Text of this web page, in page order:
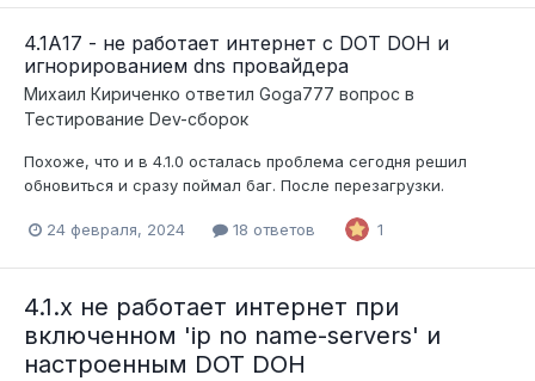
4.1А17 - не работает интернет с DOT DOH и
игнорированием dns провайдера
Михаил Кириченко ответил Goga777 вопрос в
Тестирование Dev-сборок
Похоже, что и в 4.1.0 осталась проблема сегодня решил
обновиться и сразу поймал баг. После перезагрузки.
24 февраля, 2024 18 ответов 1
4.1.x не работает интернет при
включенном 'ip no name-servers' и
настроенным DOT DOH